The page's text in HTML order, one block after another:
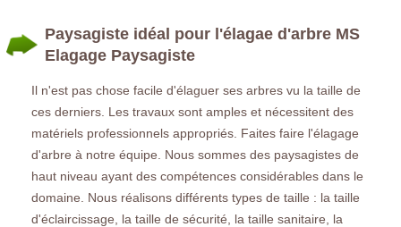
Paysagiste idéal pour l'élagae d'arbre MS
Elagage Paysagiste
Il n'est pas chose facile d'élaguer ses arbres vu la taille de
ces derniers. Les travaux sont amples et nécessitent des
matériels professionnels appropriés. Faites faire l'élagage
d'arbre à notre équipe. Nous sommes des paysagistes de
haut niveau ayant des compétences considérables dans le
domaine. Nous réalisons différents types de taille : la taille
d'éclaircissage, la taille de sécurité, la taille sanitaire, la